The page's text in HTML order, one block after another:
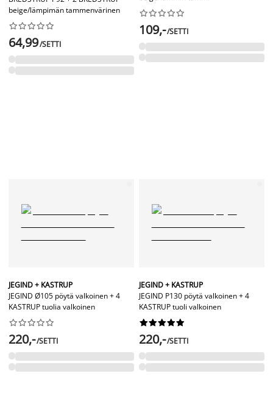
beige/lämpimän tammenvärinen






64,99/SETTI






109,-/SETTI
JEGIND + KASTRUP
JEGIND Ø105 pöytä valkoinen + 4
KASTRUP tuolia valkoinen






220,-/SETTI
JEGIND + KASTRUP
JEGIND P130 pöytä valkoinen + 4
KASTRUP tuoli valkoinen






220,-/SETTI